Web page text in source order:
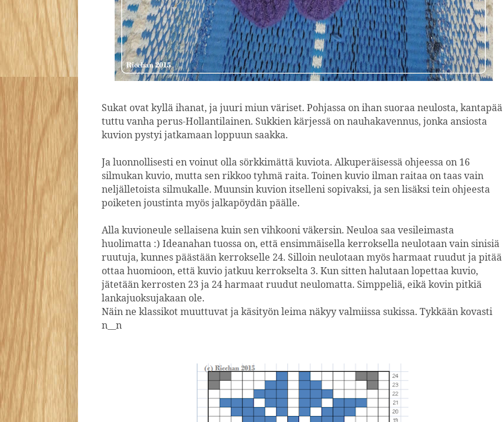
Sukat ovat kyllä ihanat, ja juuri miun väriset. Pohjassa on ihan suoraa neulosta, kantapää
tuttu vanha perus-Hollantilainen. Sukkien kärjessä on nauhakavennus, jonka ansiosta
kuvion pystyi jatkamaan loppuun saakka.
Ja luonnollisesti en voinut olla sörkkimättä kuviota. Alkuperäisessä ohjeessa on 16
silmukan kuvio, mutta sen rikkoo tyhmä raita. Toinen kuvio ilman raitaa on taas vain
neljälletoista silmukalle. Muunsin kuvion itselleni sopivaksi, ja sen lisäksi tein ohjeesta
poiketen joustinta myös jalkapöydän päälle.
Alla kuvioneule sellaisena kuin sen vihkooni väkersin. Neuloa saa vesileimasta
huolimatta :) Ideanahan tuossa on, että ensimmäisella kerroksella neulotaan vain sinisiä
ruutuja, kunnes päästään kerrokselle 24. Silloin neulotaan myös harmaat ruudut ja pitää
ottaa huomioon, että kuvio jatkuu kerrokselta 3. Kun sitten halutaan lopettaa kuvio,
jätetään kerrosten 23 ja 24 harmaat ruudut neulomatta. Simppeliä, eikä kovin pitkiä
lankajuoksujakaan ole.
Näin ne klassikot muuttuvat ja käsityön leima näkyy valmiissa sukissa. Tykkään kovasti
n__n